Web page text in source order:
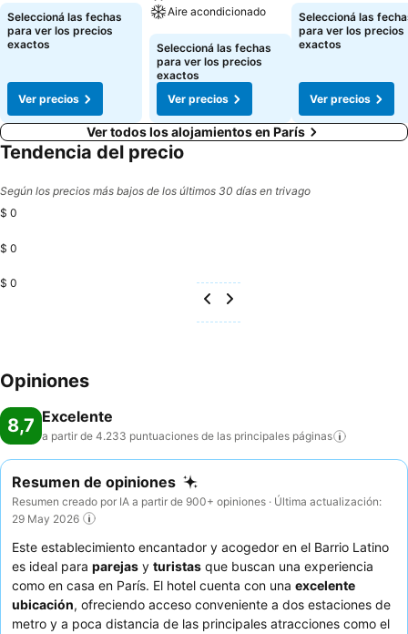
Seleccioná las fechas
para ver los precios
exactos
Ver precios
Aire acondicionado
Seleccioná las fechas
para ver los precios
exactos
Ver precios
Seleccioná las
para ver los precios
exactos
Ver precios
Ver todos los alojamientos en París
Tendencia del precio
Según los precios más bajos de los últimos 30 días en trivago
$ 0
$ 0
$ 0
Opiniones
8,7 Excelente
a partir de 4.233 puntuaciones de las principales páginas
Resumen de opiniones
Resumen creado por IA a partir de 900+ opiniones · Última actualización:
29 May 2026
Este establecimiento encantador y acogedor en el Barrio Latino
es ideal para parejas y turistas que buscan una experiencia
como en casa en París. El hotel cuenta con una excelente
ubicación, ofreciendo acceso conveniente a dos estaciones de
metro y a poca distancia de las principales atracciones como el